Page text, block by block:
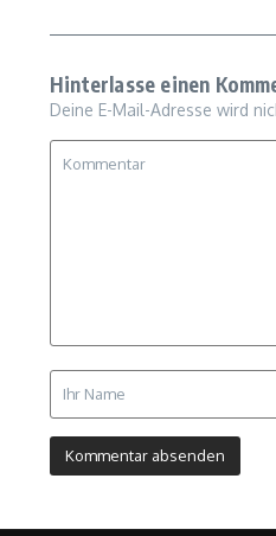
Hinterlasse einen
Deine E-Mail-Adresse wird